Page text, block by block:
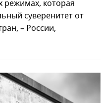
режимах, которая
суверенитет от
– России,